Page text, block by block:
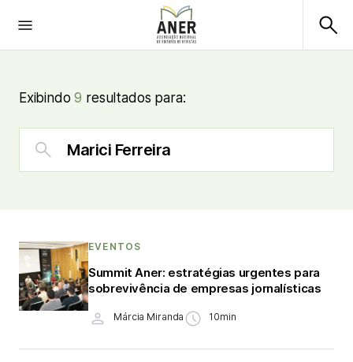
Exibindo9 resultados para:
EVENTOS
Summit Aner: estratégias urgentes para
sobrevivência de empresas jornalísticas
Márcia Miranda 10min